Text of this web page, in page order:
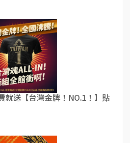
就送【台灣金牌！NO.1！】貼